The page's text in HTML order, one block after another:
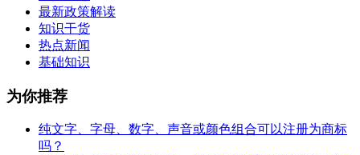
最新政策解读
知识干货
热点新闻
基础知识
为你推荐
纯文字、字母、数字、声音或颜色组合可以注册为商标
吗？